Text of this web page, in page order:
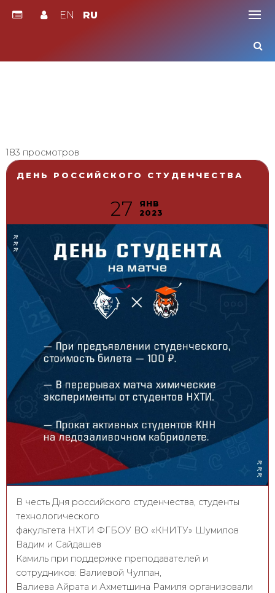
EN RU
183 просмотров
ДЕНЬ РОССИЙСКОГО СТУДЕНЧЕСТВА
27
ЯНВ
2023
В честь Дня российского студенчества, студенты
технологического
факультета НХТИ ФГБОУ ВО «КНИТУ» Шумилов
Вадим и Сайдашев
Камиль при поддержке преподавателей и
сотрудников: Валиевой Чулпан,
Валиева Айрата и Ахметшина Рамиля организовали